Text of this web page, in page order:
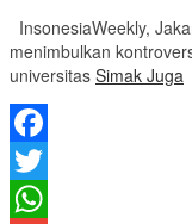
InsonesiaWeekly,
menimbulkan
universitas Simak Juga
Facebook
Twitter